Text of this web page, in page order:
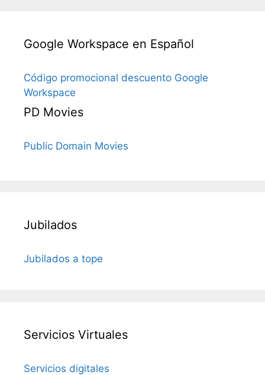
Google Workspace en Español
Código promocional descuento Google
Workspace
PD Movies
Public Domain Movies
Jubilados
Jubilados a tope
Servicios Virtuales
Servicios digitales